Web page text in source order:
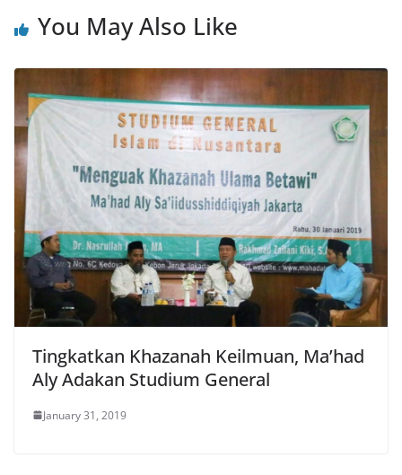
You May Also Like
Tingkatkan Khazanah Keilmuan, Ma’had
Aly Adakan Studium General
January 31, 2019